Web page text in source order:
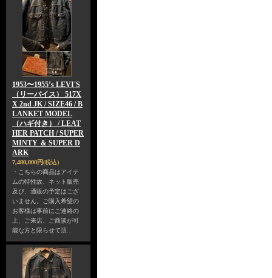
1953〜1955’s LEVI'S
（リーバイス） 517X
X 2nd JK / SIZE46 / B
LANKET MODEL
（ハギ付き） / LEAT
HER PATCH / SUPER
MINTY ＆ SUPER D
ARK
7,480,000円(税込)
・こちらの商品はアイテ
ムの特性故、ネット販売
及び、通販の予定はござ
いません。ご購入希望の
お客様は事前にご連絡の
上、ご来店、ご商談が可
能な方と限らせて頂…